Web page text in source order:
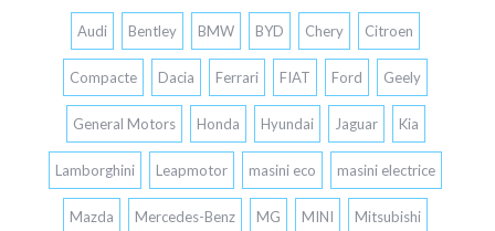
Audi Bentley BMW BYD Chery Citroen
Compacte Dacia Ferrari FIAT Ford Geely
General Motors Honda Hyundai Jaguar Kia
Lamborghini Leapmotor masini eco masini electrice
Mazda Mercedes-Benz MG MINI Mitsubishi